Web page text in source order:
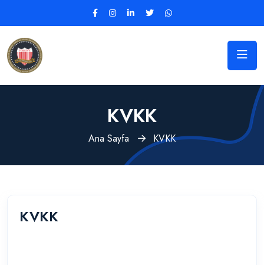
KVKK
Ana Sayfa KVKK
KVKK